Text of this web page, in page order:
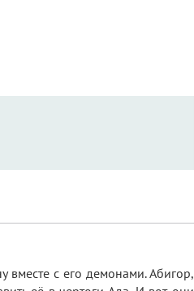
вместе с его демонами. Абигор,